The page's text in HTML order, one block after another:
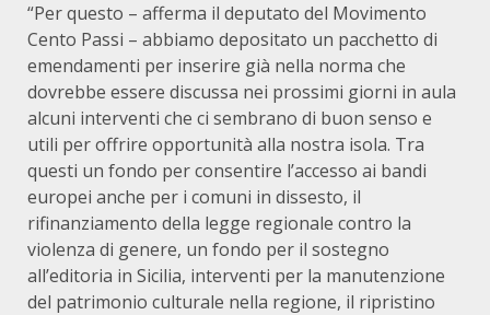
“Per questo – afferma il deputato del Movimento
Cento Passi – abbiamo depositato un pacchetto di
emendamenti per inserire già nella norma che
dovrebbe essere discussa nei prossimi giorni in aula
alcuni interventi che ci sembrano di buon senso e
utili per offrire opportunità alla nostra isola. Tra
questi un fondo per consentire l’accesso ai bandi
europei anche per i comuni in dissesto, il
rifinanziamento della legge regionale contro la
violenza di genere, un fondo per il sostegno
all’editoria in Sicilia, interventi per la manutenzione
del patrimonio culturale nella regione, il ripristino